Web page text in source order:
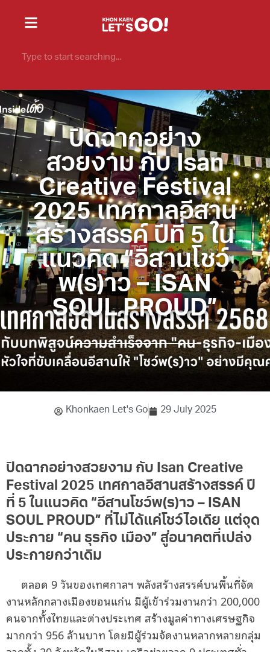
ปิดฉากอย่าง
สวยงาม กับ Isan
Creative Festival
2025 เทศกาลอีสาน
สร้างสรรค์ ปีที่ 5 ใน
แนวคิด “อีสานโชว์
พ(ร)าว – ISAN
SOUL PROUD”
Khonkaen Let's Go 29 July 2025
ปิดฉากอย่างสวยงาม กับ Isan Creative
Festival 2025 เทศกาลอีสานสร้างสรรค์ ปี
ที่ 5 ในแนวคิด “อีสานโชว์พ(ร)าว – ISAN
SOUL PROUD” ที่ไม่ได้แค่โชว์ไอเดีย แต่จุด
ประกาย “คน ธุรกิจ เมือง” สู่อนาคตที่เปล่ง
ประกายกว่าเดิม
ตลอด 9 วันของเทศกาลฯ พลังสร้างสรรค์บนพื้นที่จัด
งานหลักกลางเมืองขอนแก่น มีผู้เข้าร่วมงานกว่า 200,000
คนจากทั้งไทยและต่างประเทศ สร้างมูลค่าทางเศรษฐกิจ
มากกว่า 956 ล้านบาท โดยมีผู้ร่วมจัดงานหลากหลายกลุ่ม